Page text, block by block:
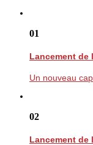
01
Lancement de
Un nouveau
02
Lancement de